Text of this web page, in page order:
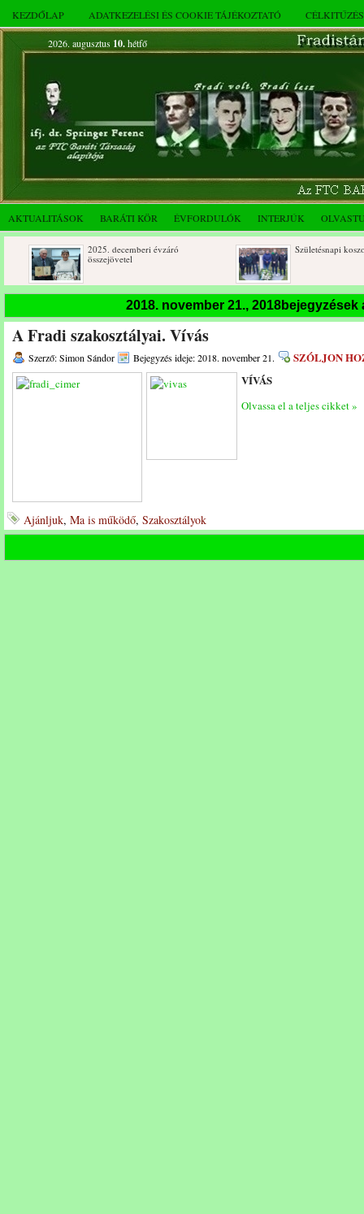
KEZDŐLAP ADATKEZELÉSI ÉS COOKIE TÁJÉKOZTATÓ
2026. augusztus 10.hétfő
AKTUALITÁSOK BARÁTI KÖR ÉVFORDULÓK INTERJÚK
2025. decemberi évzáró
összejövetel
Születésnapi koszorúzások
2018. november 21., 2018bejegyzések
A Fradi szakosztályai. Vívás
Szerző: Simon Sándor Bejegyzés ideje: 2018. november 21.
SZÓLJON
VÍVÁS
Olvassa el a teljes cikket »
Ajánljuk, Ma is működő, Szakosztályok